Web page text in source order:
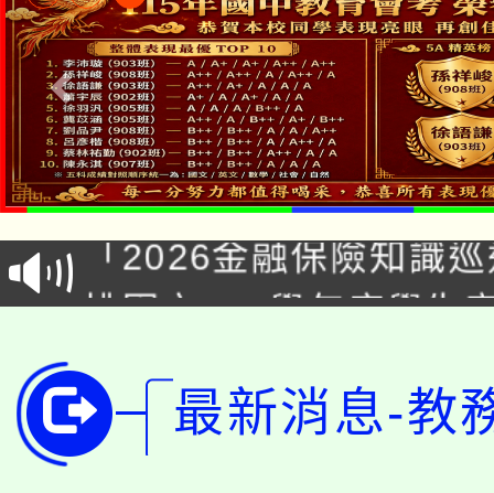
淨零綠領人才培育課程
公告本校115學年度第
代理(課)教師甄選結果(
「2026金融保險知識
車」活動
桃園市115學年度學生
代理(課)教師甄選結果(
公告本校115學年度第
代理(課)教師甄選結果(
轉知中國文化大學推廣
最新消息-教